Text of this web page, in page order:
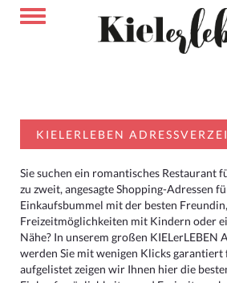
KIELERLEBEN
Sie suchen ein romantisches Restaurant
zu zweit, angesagte Shopping-Adressen
Einkaufsbummel mit der besten
Freizeitmöglichkeiten mit Kindern oder
Nähe? In unserem großen KIELerLEBEN
werden Sie mit wenigen Klicks
aufgelistet zeigen wir Ihnen hier die